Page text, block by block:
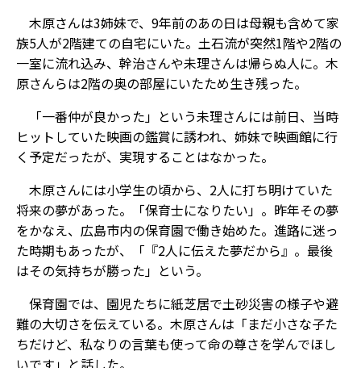
木原さんは3姉妹で、9年前のあの日は母親も含めて家
族5人が2階建ての自宅にいた。土石流が突然1階や2階の
一室に流れ込み、幹治さんや未理さんは帰らぬ人に。木
原さんらは2階の奥の部屋にいたため生き残った。
「一番仲が良かった」という未理さんには前日、当時
ヒットしていた映画の鑑賞に誘われ、姉妹で映画館に行
く予定だったが、実現することはなかった。
木原さんには小学生の頃から、2人に打ち明けていた
将来の夢があった。「保育士になりたい」。昨年その夢
をかなえ、広島市内の保育園で働き始めた。進路に迷っ
た時期もあったが、「『2人に伝えた夢だから』。最後
はその気持ちが勝った」という。
保育園では、園児たちに紙芝居で土砂災害の様子や避
難の大切さを伝えている。木原さんは「まだ小さな子た
ちだけど、私なりの言葉も使って命の尊さを学んでほし
いです」と話した。